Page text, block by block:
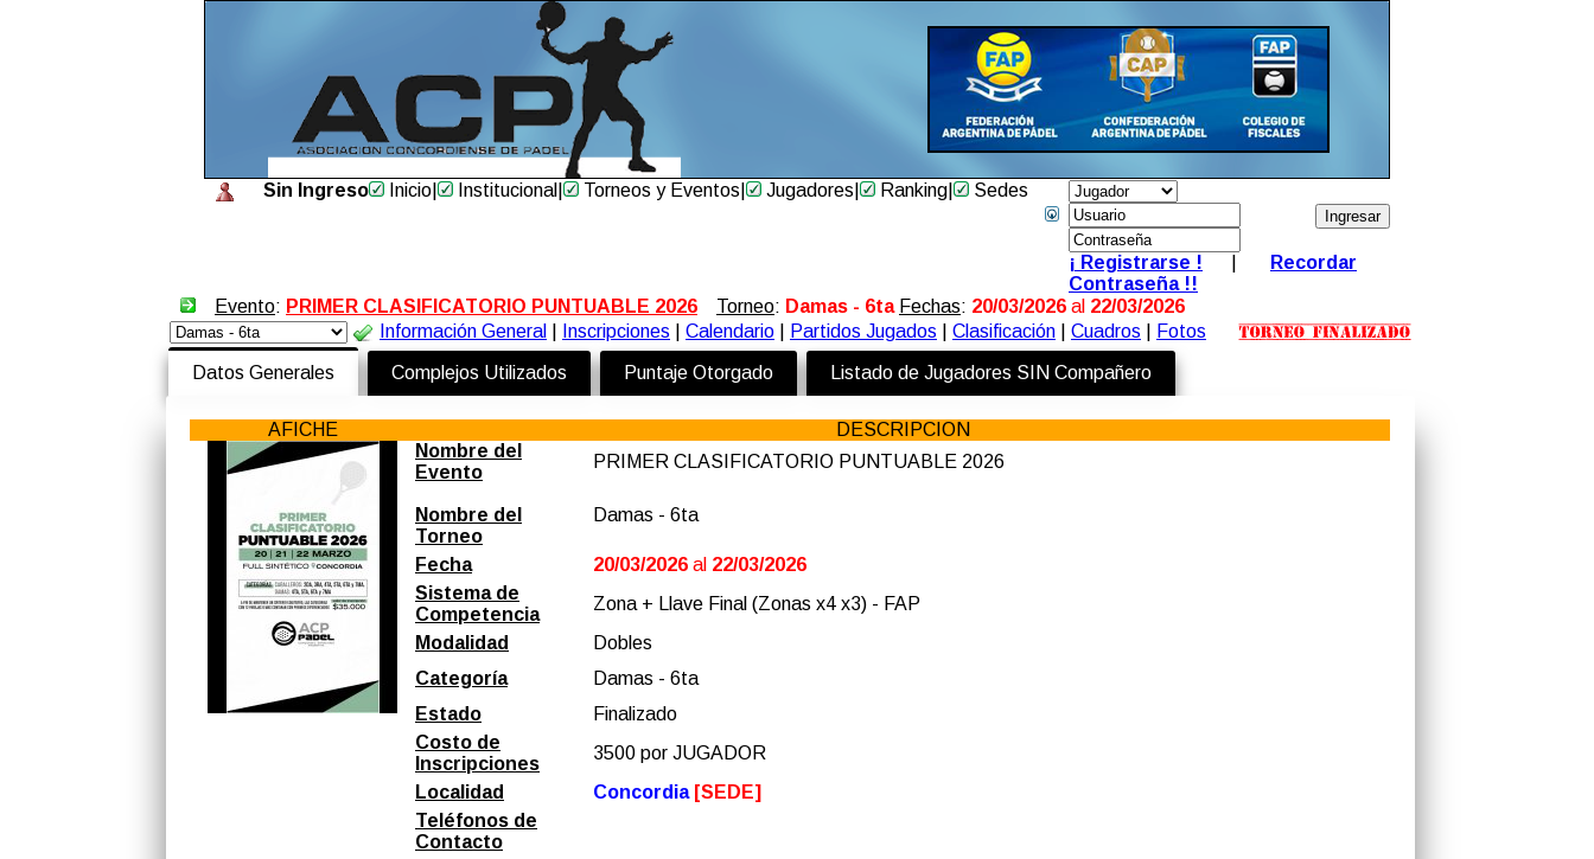
Sin Ingreso Inicio Institucional Torneos y Eventos Jugadores Ranking Sedes
¡ Registrarse !
Recordar
Contraseña !!
Evento: PRIMER CLASIFICATORIO PUNTUABLE 2026 Torneo: Damas - 6ta Fechas: 20/03/2026 al 22/03/2026
Información General
Inscripciones Calendario Partidos Jugados Clasificación Cuadros Fotos
Datos Generales Complejos Utilizados Puntaje Otorgado Listado de Jugadores SIN Compañero
AFICHE
DESCRIPCION
Nombre del
Evento
PRIMER CLASIFICATORIO PUNTUABLE 2026
Nombre del
Torneo
Damas - 6ta
Fecha 20/03/2026 al 22/03/2026
Sistema de
Competencia
Zona + Llave Final (Zonas x4 x3) - FAP
Modalidad
Dobles
Categoría
Damas - 6ta
Estado
Finalizado
Costo de
Inscripciones
3500 por JUGADOR
Localidad
Concordia [SEDE]
Teléfonos de
Contacto